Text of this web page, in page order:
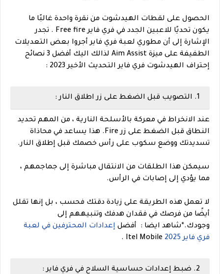
الحصول على لقطات الهيدشوت من نقرة واحدة غالبًا ما
يكون تحديًا للاعبين الجدد في فري فاير Free fire . تجدر
الإشارة إلى أن مطوري لعبة فري فاير أجروا بعض التعديلات
الطفيفة على ميزة Aim Assist لذالك اليك أفضل 3 نصائح
إحتراف الهيدشوت فري فاير التحديث الأخير 2023 :
1. التصويب قبل الضغط على زر اطلاق النار :
عند الانخراط في معركة بالأسلحة النارية ، من المهم تحديد
النطاق قبل الضغط على زر Fire. هذا يساعد في محاذاة
تسديدتك ووضع سكوب على رأس خصمك قبل إطلاق النار.
سيمكن هذا الطلقات من الانتقال مباشرة إلى جماجمهم ،
مما يؤدي إلى إصابات في الرأس.
لا تعمل هذه الطريقة على زيادة دقتك فحسب ، بل إنها تقلل
أيضًا من فرصك في فقدان هدفك وتنبيههم إلى
وجودك.*شاهد ايضا : أفضل إعدادات المحترفين في لعبة
فري فاير 2025
2. ضبط إعدادات حساسية السلاح في فري فاير :